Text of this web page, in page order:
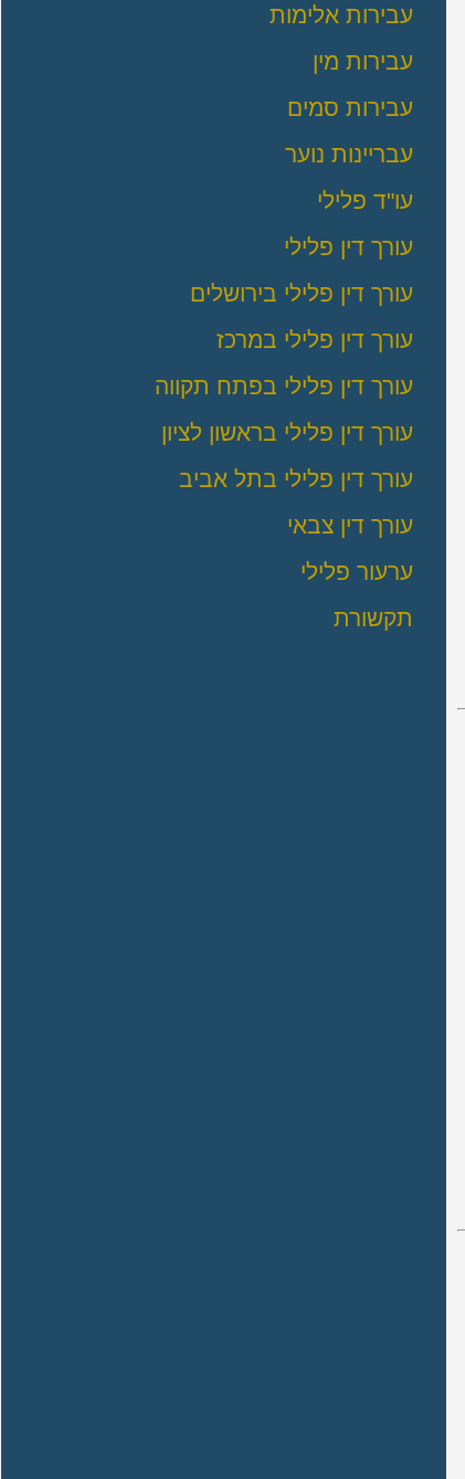
עבירות אלימות
עבירות מין
עבירות סמים
עבריינות נוער
עו"ד פלילי
עורך דין פלילי
עורך דין פלילי בירושלים
עורך דין פלילי במרכז
עורך דין פלילי בפתח תקווה
עורך דין פלילי בראשון לציון
עורך דין פלילי בתל אביב
עורך דין צבאי
ערעור פלילי
תקשורת